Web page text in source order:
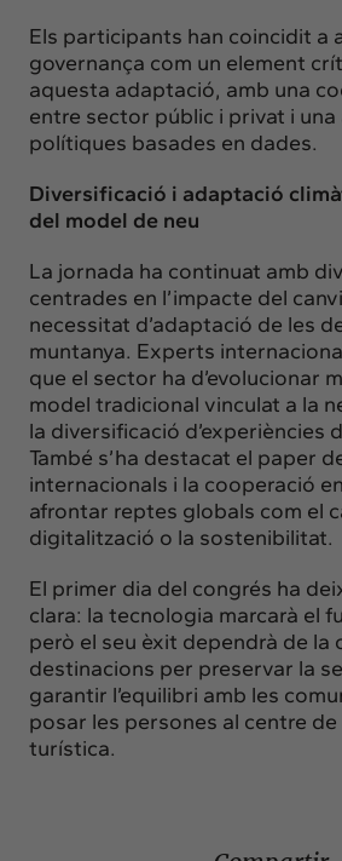
Els participants han coincidit a
governança com un element
aquesta adaptació, amb una
entre sector públic i privat i
polítiques basades en dades.
Diversificació i adaptació
del model de neu
La jornada ha continuat amb
centrades en l’impacte del
necessitat d’adaptació de les
muntanya. Experts
que el sector ha d’evolucionar
model tradicional vinculat a la
la diversificació d’experiències
També s’ha destacat el paper
internacionals i la cooperació
afrontar reptes globals com el
digitalització o la sostenibilitat.
El primer dia del congrés ha
clara: la tecnologia marcarà el
però el seu èxit dependrà de la
destinacions per preservar la
garantir l’equilibri amb les
posar les persones al centre de
turística.